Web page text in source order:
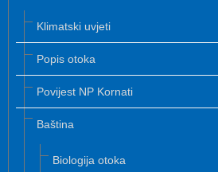
Klimatski uvjeti
Popis otoka
Povijest NP Kornati
Baština
Biologija otoka